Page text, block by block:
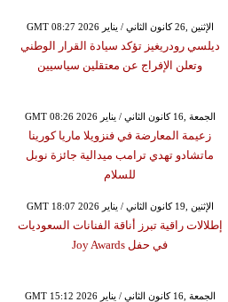
GMT 08:27 2026 الإثنين ,26 كانون الثاني / يناير
ديلسي رودريغيز تؤكد سيادة القرار الوطني
وتعلن الإفراج عن معتقلين سياسيين
GMT 08:26 2026 الجمعة ,16 كانون الثاني / يناير
زعيمة المعارضة في فنزويلا ماريا كورينا
ماتشادو تهدي ترامب ميدالية جائزة نوبل
للسلام
GMT 18:07 2026 الإثنين ,19 كانون الثاني / يناير
إطلالات راقية تبرز أناقة الفنانات السعوديات
في حفل Joy Awards
GMT 15:12 2026 الجمعة ,16 كانون الثاني / يناير